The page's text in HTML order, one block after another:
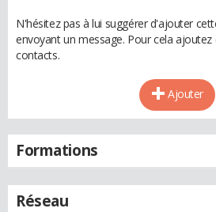
N'hésitez pas à lui suggérer d'ajouter
envoyant un message. Pour cela
contacts.
Ajouter
Formations
Réseau